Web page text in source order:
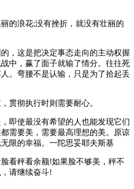
的浪花;没有挫折，就没有壮丽的
，这是把决定事态走向的主动权握
中，赢了面子就输了情分。往往死
。弯腰不是认输，只是为了拾起丢
贯彻执行时则需要耐心。
即使最没有希望的人也能发现它们
需要美，需要最高理想的美。原谅
限的幸福。一陀思妥耶夫斯基
看秤看余额!如果脸不够美，秤不
请继续奋斗!